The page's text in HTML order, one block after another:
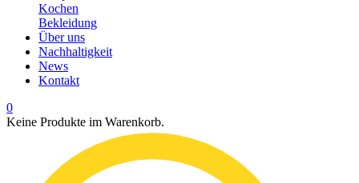
Kochen
Bekleidung
Über uns
Nachhaltigkeit
News
Kontakt
0
Keine Produkte im Warenkorb.